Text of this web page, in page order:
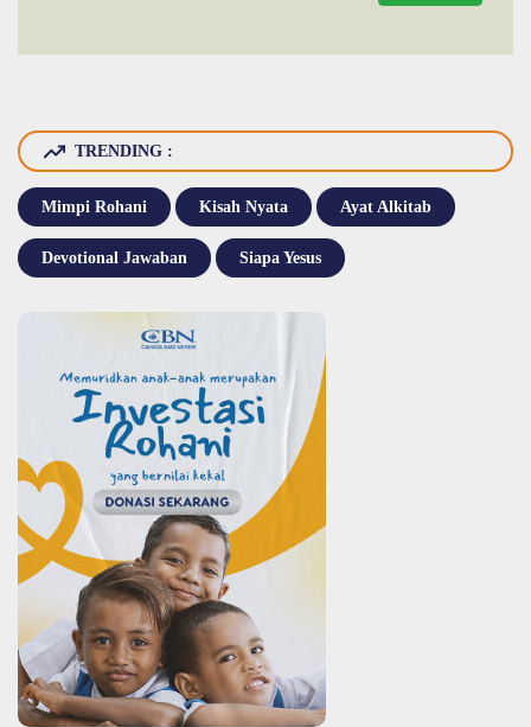
TRENDING :
Mimpi Rohani Kisah Nyata Ayat Alkitab
Devotional Jawaban Siapa Yesus